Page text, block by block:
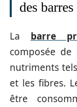
des
La barre
composée de
nutriments
et les fibres.
être